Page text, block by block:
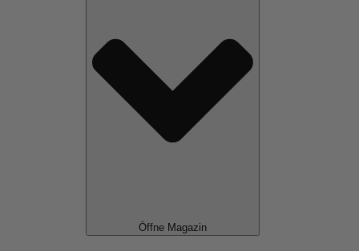
Öffne Magazin